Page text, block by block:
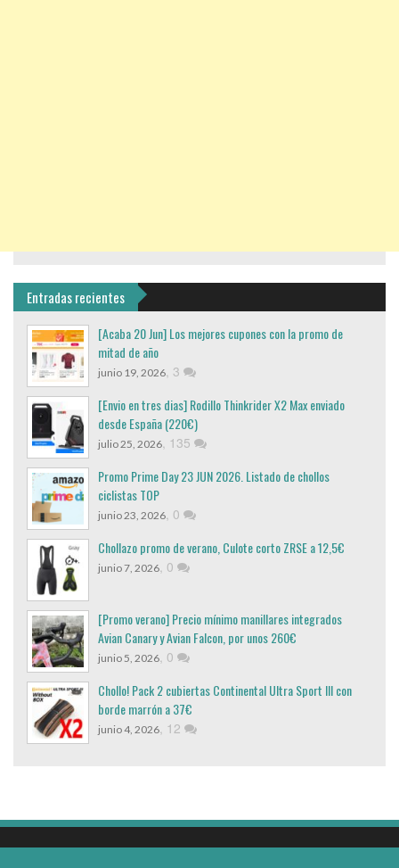
Entradas recientes
[Acaba 20 Jun] Los mejores cupones con la promo de
mitad de año
junio 19, 2026, 3
[Envio en tres dias] Rodillo Thinkrider X2 Max enviado
desde España (220€)
julio 25, 2026, 135
Promo Prime Day 23 JUN 2026. Listado de chollos
ciclistas TOP
junio 23, 2026, 0
Chollazo promo de verano, Culote corto ZRSE a 12,5€
junio 7, 2026, 0
[Promo verano] Precio mínimo manillares integrados
Avian Canary y Avian Falcon, por unos 260€
junio 5, 2026, 0
Chollo! Pack 2 cubiertas Continental Ultra Sport III con
borde marrón a 37€
junio 4, 2026, 12